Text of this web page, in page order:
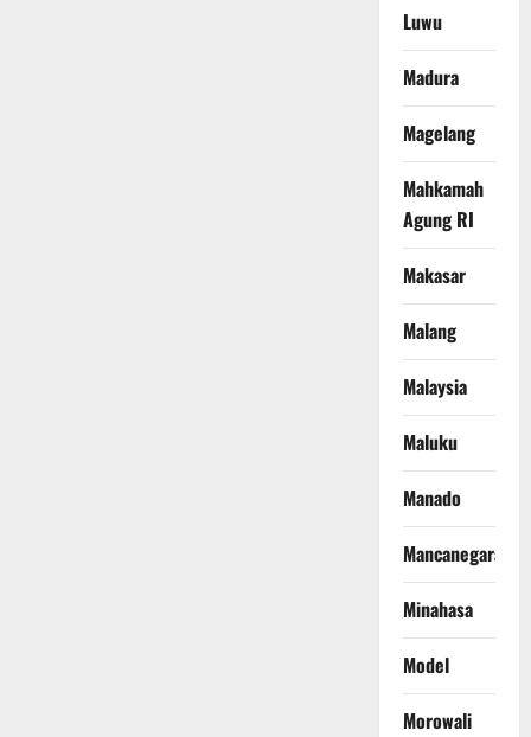
Luwu
Madura
Magelang
Mahkamah
Agung RI
Makasar
Malang
Malaysia
Maluku
Manado
Mancanegara
Minahasa
Model
Morowali